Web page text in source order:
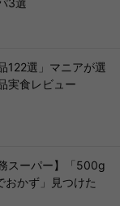
3選
122選」マニアが選
実食レビュー
スーパー】「500g
おかず」見つけた